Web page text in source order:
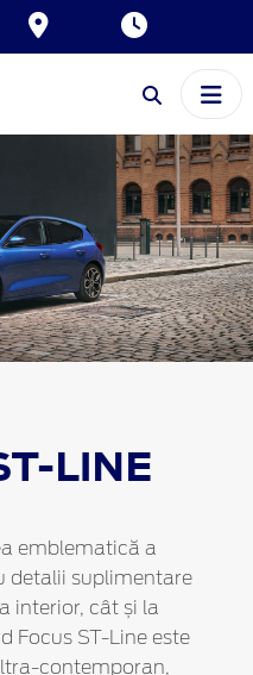
LINE
emblematică a
detalii suplimentare
interior, cât și la
Focus ST-Line este
contemporan,